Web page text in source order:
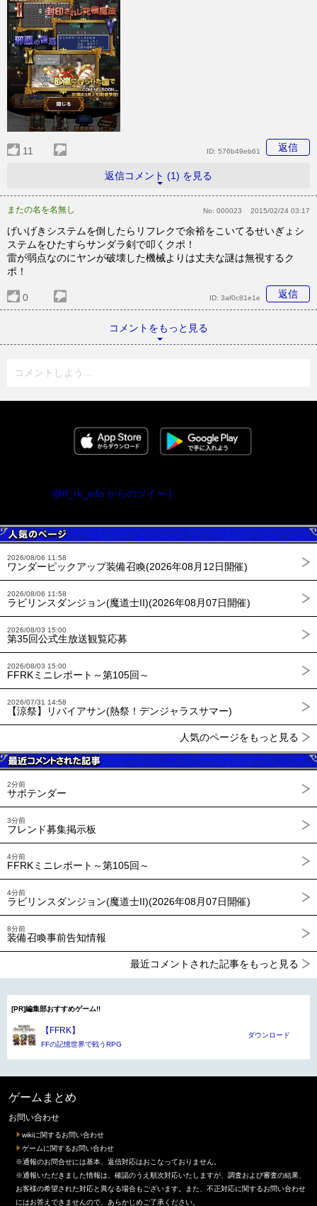
11 返信
ID: 576b49eb61
返信コメント (1) を見る
またの名を名無し No: 000023 2015/02/24 03:17
げいげきシステムを倒したらリフレクで余裕をこいてるせいぎょシ
ステムをひたすらサンダラ剣で叩くクポ！
雷が弱点なのにヤンが破壊した機械よりは丈夫な謎は無視するク
ポ！
0 返信
ID: 3af0c81e1e
コメントをもっと見る
コメントしよう...
@ff_rk_info からのツイート
2026/08/06 11:58
ワンダーピックアップ装備召喚(2026年08月12日開催)
2026/08/06 11:58
ラビリンスダンジョン(魔道士II)(2026年08月07日開催)
2026/08/03 15:00
第35回公式生放送観覧応募
2026/08/03 15:00
FFRKミニレポート～第105回～
2026/07/31 14:58
【涼祭】リバイアサン(熱祭！デンジャラスサマー)
人気のページをもっと見る
2分前
サボテンダー
3分前
フレンド募集掲示板
4分前
FFRKミニレポート～第105回～
4分前
ラビリンスダンジョン(魔道士II)(2026年08月07日開催)
8分前
装備召喚事前告知情報
最近コメントされた記事をもっと見る
[PR]編集部おすすめゲーム!!
【FFRK】
FFの記憶世界で戦うRPG
ダウンロード
ゲームまとめ
お問い合わせ
wikiに関するお問い合わせ
ゲームに関するお問い合わせ
※通報のお問合せには基本、返信対応はおこなっておりません。
※通報いただきました情報は、確認のうえ順次対応いたしますが、調査および審査の結果、
お客様の希望された対応と異なる場合もございます。また、不正対応に関するお問い合わせ
にはお答えできませんので、あらかじめご了承ください。